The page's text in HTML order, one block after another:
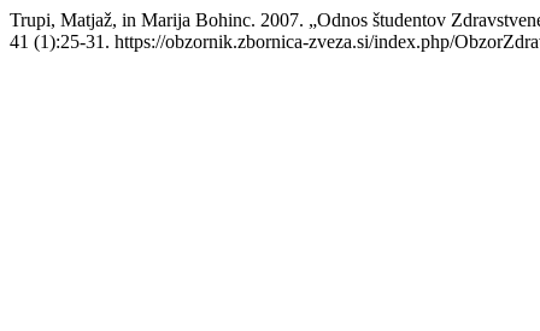
Trupi, Matjaž, in Marija Bohinc. 2007. „Odnos študentov
41 (1):25-31. https://obzornik.zbornica-zveza.si/index.php/